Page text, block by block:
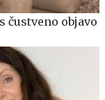
čustveno objavo